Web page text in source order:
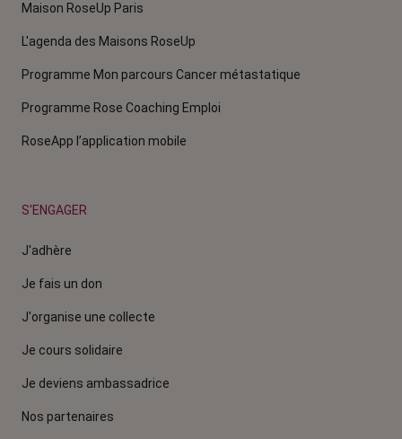
Maison RoseUp Paris
L'agenda des Maisons RoseUp
Programme Mon parcours Cancer métastatique
Programme Rose Coaching Emploi
RoseApp l’application mobile
S'ENGAGER
J'adhère
Je fais un don
J'organise une collecte
Je cours solidaire
Je deviens ambassadrice
Nos partenaires